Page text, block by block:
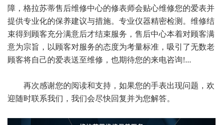
障，格拉苏蒂售后维修中心的修表师会贴心维修您的爱表并
提供专业化的保养建议与措施。专业仪器精密检测。维修结
束得到顾客充分满意后才结束服务，售后中心本着对顾客满
意为宗旨，以顾客对服务的态度为考量标准，吸引了无数老
顾客将自己的爱表送至维修，也期待您的来电咨询!...
再次感谢您的阅读和支持，如果您的手表出现问题，欢
迎随时联系我们，我们会尽快回复并为您解答。